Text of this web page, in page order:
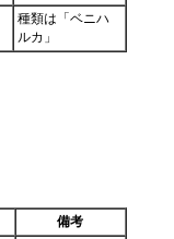
種類は「ベニハ
ルカ」
備考